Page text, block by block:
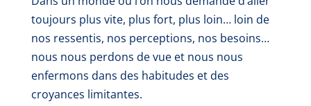
toujours plus vite, plus fort, plus loin… loin de
nos ressentis, nos perceptions, nos besoins…
nous nous perdons de vue et nous nous
enfermons dans des habitudes et des
croyances limitantes.